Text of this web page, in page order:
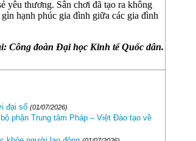
yêu thương. Sân chơi đã tạo ra không
hạnh phúc gia đình giữa các gia đình
Công đoàn Đại học Kinh tế Quốc dân.
đại số (01/07/2026)
phận Trung tâm Pháp – Việt Đào tạo về